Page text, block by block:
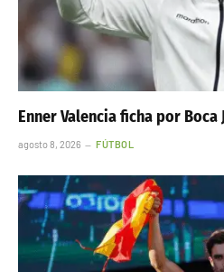
Enner Valencia ficha por Boca
agosto 8, 2026 FÚTBOL